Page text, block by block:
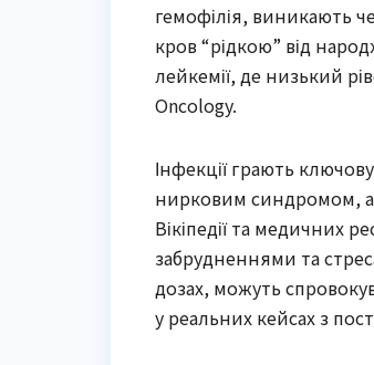
гемофілія, виникають
кров “рідкою” від
лейкемії, де низький
Oncology.
Інфекції грають
нирковим синдромом,
Вікіпедії та медичних
забрудненнями та
дозах, можуть
у реальних кейсах з